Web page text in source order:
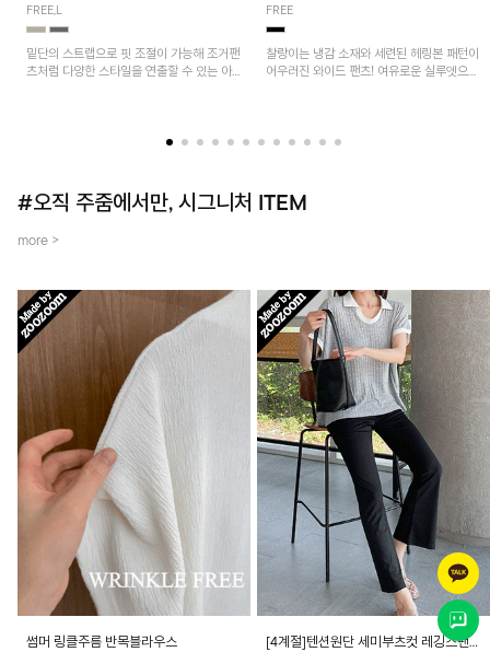
FREE,L
밑단의 스트랩으로 핏 조절이 가능해 조거팬
츠처럼 다양한 스타일을 연출할 수 있는 아
FREE
찰랑이는 냉감 소재와 세련된 헤링본 패턴이
어우러진 와이드 팬츠! 여유로운 실루엣으로
#오직 주줌에서만, 시그니처 ITEM
more >
썸머 링클주름 반목블라우스 [4계절]텐션원단 세미부츠컷 레깅스팬